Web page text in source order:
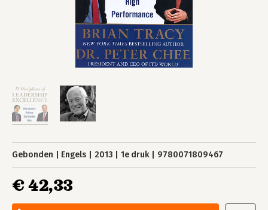
Gebonden Engels 2013 1e druk 9780071809467
€ 42,33